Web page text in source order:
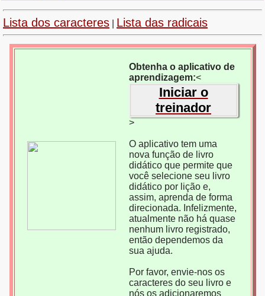
Lista dos caracteres Lista das radicais
Obtenha o aplicativo de
aprendizagem:<
Iniciar o
treinador
>
O aplicativo tem uma
nova função de livro
didático que permite que
você selecione seu livro
didático por lição e,
assim, aprenda de forma
direcionada. Infelizmente,
atualmente não há quase
nenhum livro registrado,
então dependemos da
sua ajuda.
Por favor, envie-nos os
caracteres do seu livro e
nós os adicionaremos